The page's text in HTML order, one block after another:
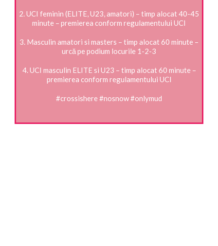
2. UCI feminin (ELITE, U23, amatori) – timp alocat 40-45
minute – premierea conform regulamentului UCI
3. Masculin amatori si masters – timp alocat 60 minute –
urcă pe podium locurile 1-2-3
4. UCI masculin ELITE si U23 – timp alocat 60 minute –
premierea conform regulamentului UCI
#crossishere #nosnow#onlymud